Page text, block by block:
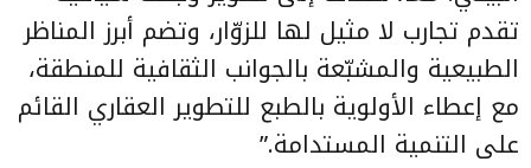
تقدم تجارب لا مثيل لها للزوّار، وتضم أبرز المناظر
الطبيعية والمشبّعة بالجوانب الثقافية للمنطقة،
مع إعطاء الأولوية بالطبع للتطوير العقاري القائم
على التنمية المستدامة.”